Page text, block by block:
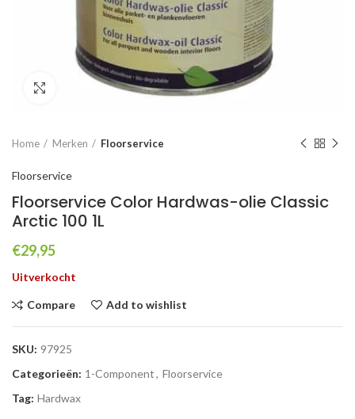
Click to enlarge
Home Merken Floorservice
Floorservice
Floorservice Color Hardwas-olie Classic
Arctic 100 1L
€29,95
Uitverkocht
Compare Add to wishlist
SKU: 97925
Categorieën: 1-Component, Floorservice
Tag: Hardwax